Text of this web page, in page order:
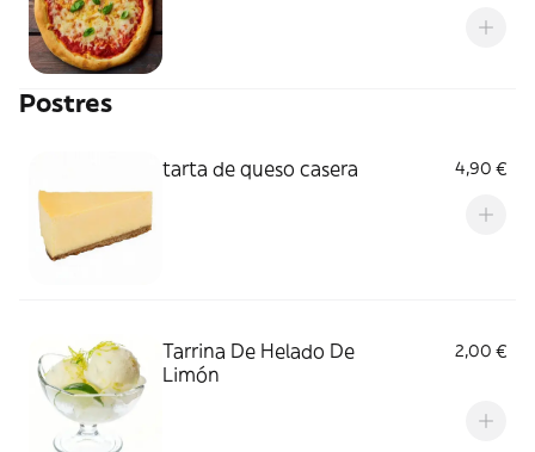
Postres
tarta de queso casera 4,90 €
Tarrina De Helado De
Limón
2,00 €